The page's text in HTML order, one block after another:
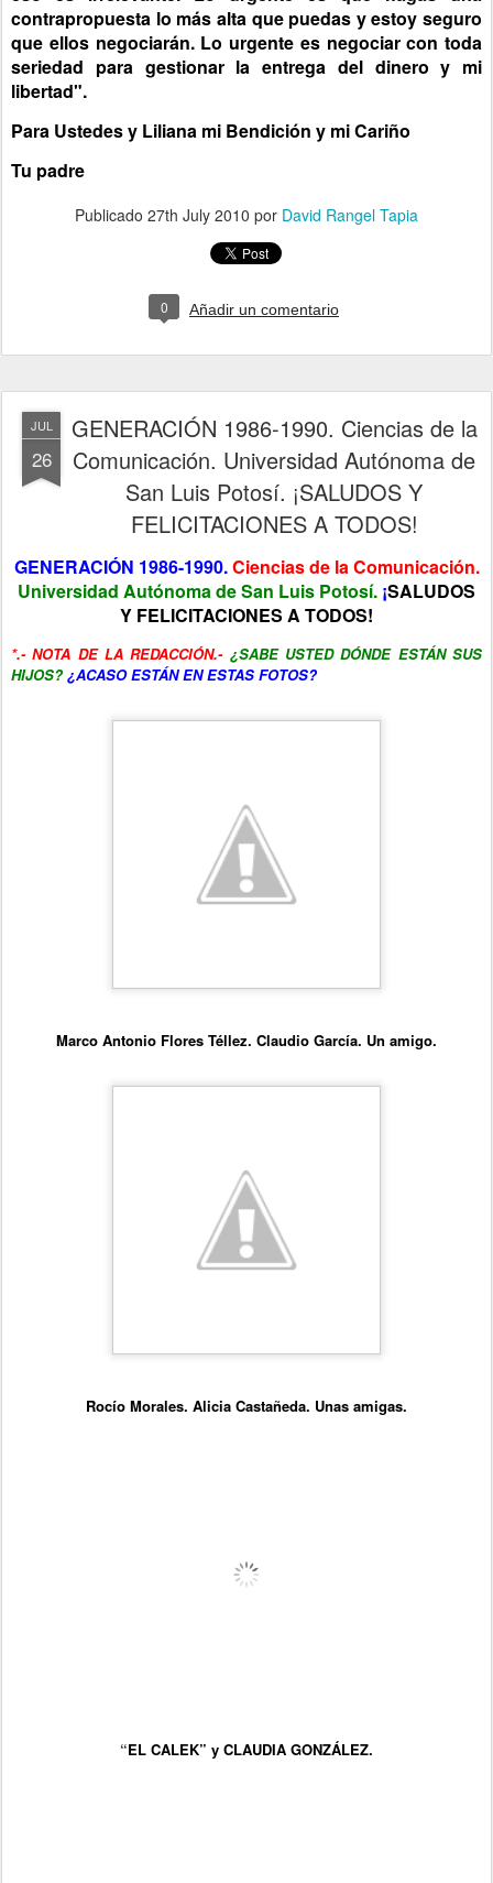
contrapropuesta lo más alta que puedas y estoy seguro
que ellos negociarán. Lo urgente es negociar con toda
seriedad para gestionar la entrega del dinero y mi
libertad".
Para Ustedes y Liliana mi Bendición y mi Cariño
Tu padre
Publicado 27th July 2010 por David Rangel Tapia
0 Añadir un comentario
JUL
26
GENERACIÓN 1986-1990. Ciencias de la
Comunicación. Universidad Autónoma de
San Luis Potosí. ¡SALUDOS Y
FELICITACIONES A TODOS!
GENERACIÓN 1986-1990.Ciencias de la Comunicación.
Universidad Autónoma de San Luis Potosí. ¡SALUDOS
Y FELICITACIONES A TODOS!
*.- NOTA DE LA REDACCIÓN.- ¿SABE USTED DÓNDE ESTÁN SUS
HIJOS? ¿ACASO ESTÁN EN ESTAS FOTOS?
Marco Antonio Flores Téllez. Claudio García. Un amigo.
Rocío Morales. Alicia Castañeda. Unas amigas.
“EL CALEK” y CLAUDIA GONZÁLEZ.